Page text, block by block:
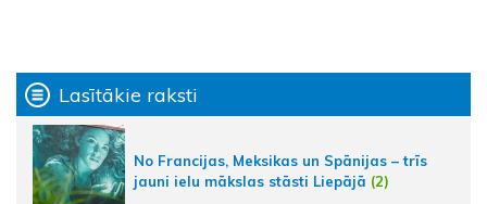
Lasītākie raksti
No Francijas, Meksikas un Spānijas – trīs
jauni ielu mākslas stāsti Liepājā (2)